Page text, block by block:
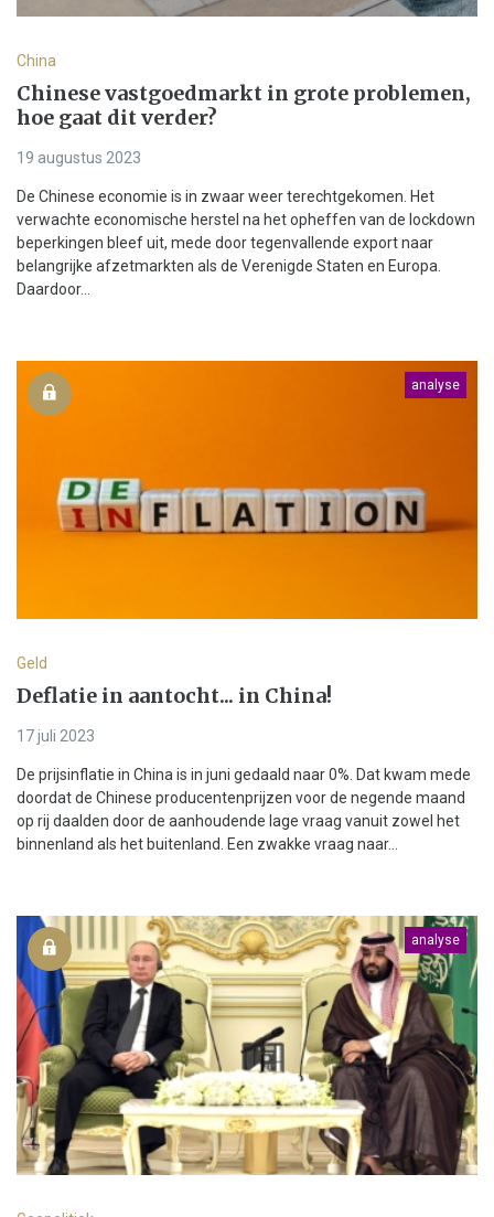
China
Chinese vastgoedmarkt in grote problemen,
hoe gaat dit verder?
19 augustus 2023
De Chinese economie is in zwaar weer terechtgekomen. Het
verwachte economische herstel na het opheffen van de lockdown
beperkingen bleef uit, mede door tegenvallende export naar
belangrijke afzetmarkten als de Verenigde Staten en Europa.
Daardoor...
analyse
Geld
Deflatie in aantocht... in China!
17 juli 2023
De prijsinflatie in China is in juni gedaald naar 0%. Dat kwam mede
doordat de Chinese producentenprijzen voor de negende maand
op rij daalden door de aanhoudende lage vraag vanuit zowel het
binnenland als het buitenland. Een zwakke vraag naar...
analyse